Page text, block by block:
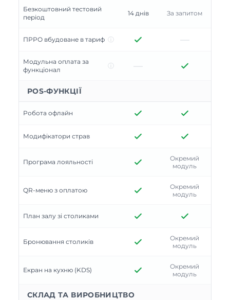
Безкоштовний тестовий
період
14 днів За запитом
ПРРО вбудоване в тариф ⓘ —
Модульна оплата за
функціонал
ⓘ —
POS-ФУНКЦІЇ
Робота офлайн
Модифікатори страв
Програма лояльності
Окремий
модуль
QR-меню з оплатою
Окремий
модуль
План залу зі столиками
Бронювання столиків
Окремий
модуль
Екран на кухню (KDS)
Окремий
модуль
СКЛАД ТА ВИРОБНИЦТВО